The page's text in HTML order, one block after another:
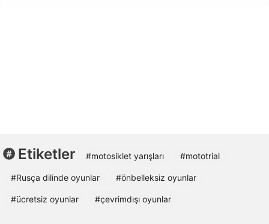
Etiketler #motosiklet yarışları #mototrial
#Rusça dilinde oyunlar #önbelleksiz oyunlar
#ücretsiz oyunlar #çevrimdışı oyunlar